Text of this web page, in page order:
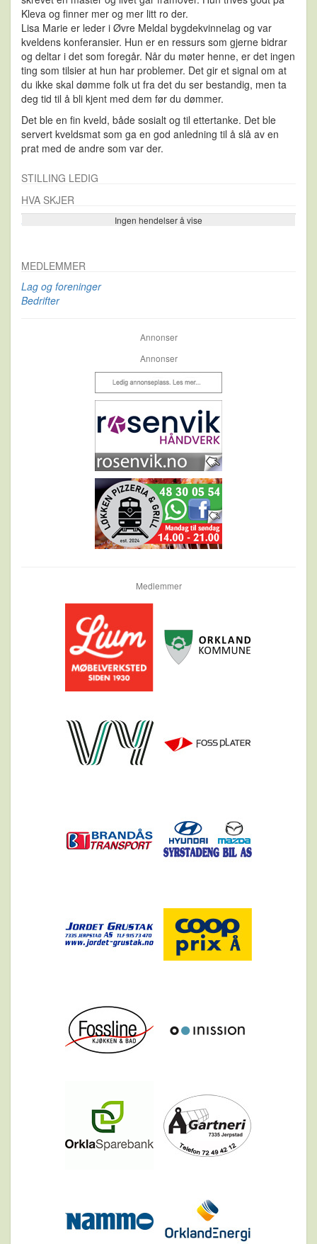
Kleva og finner mer og mer litt ro der.
Lisa Marie er leder i Øvre Meldal bygdekvinnelag og var
kveldens konferansier. Hun er en ressurs som gjerne bidrar
og deltar i det som foregår. Når du møter henne, er det ingen
ting som tilsier at hun har problemer. Det gir et signal om at
du ikke skal dømme folk ut fra det du ser bestandig, men ta
deg tid til å bli kjent med dem før du dømmer.
Det ble en fin kveld, både sosialt og til ettertanke. Det ble
servert kveldsmat som ga en god anledning til å slå av en
prat med de andre som var der.
STILLING LEDIG
HVA SKJER
Ingen hendelser å vise
Se flere…
MEDLEMMER
Lag og foreninger
Bedrifter
Annonser
Annonser
Medlemmer